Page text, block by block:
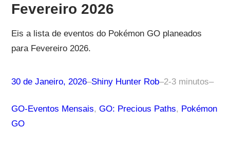
Fevereiro 2026
Eis a lista de eventos do Pokémon GO planeados
para Fevereiro 2026.
30 de Janeiro, 2026–Shiny Hunter Rob–2-3 minutos–
GO-Eventos Mensais, GO: Precious Paths, Pokémon
GO